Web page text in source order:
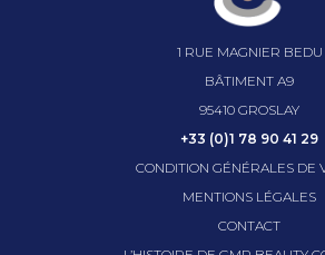
1 RUE MAGNIER BEDU
BÂTIMENT A9
95410 GROSLAY
+33 (0)1 78 90 41 29
CONDITION GÉNÉRALES DE
MENTIONS LÉGALES
CONTACT